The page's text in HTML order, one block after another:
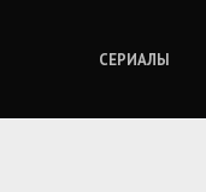
СЕРИАЛЫ